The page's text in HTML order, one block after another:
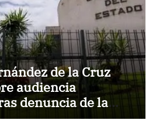
de la Cruz
audiencia
denuncia de la